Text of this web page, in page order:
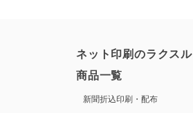
ネット印刷のラクスル
商品一覧
新聞折込印刷・配布